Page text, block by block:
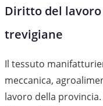
Diritto del
trevigiane
Il tessuto
meccanica,
lavoro della provincia.